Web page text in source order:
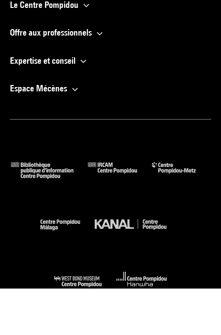
Le Centre Pompidou
Offre aux professionnels
Expertise et conseil
Espace Mécènes